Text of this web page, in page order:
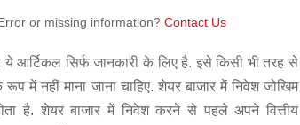
or missing information? Contact Us
ये आर्टिकल सिर्फ जानकारी के लिए है. इसे किसी भी तरह से
में नहीं माना जाना चाहिए. शेयर बाजार में निवेश जोखिम
है. शेयर बाजार में निवेश करने से पहले अपने वित्तीय